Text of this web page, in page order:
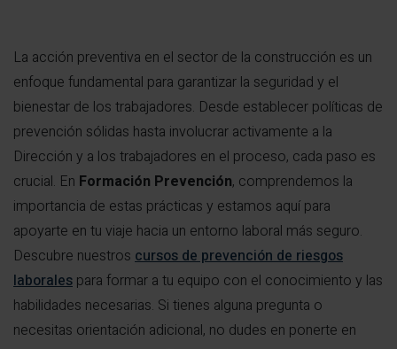
La acción preventiva en el sector de la construcción es un
enfoque fundamental para garantizar la seguridad y el
bienestar de los trabajadores. Desde establecer políticas de
prevención sólidas hasta involucrar activamente a la
Dirección y a los trabajadores en el proceso, cada paso es
crucial. En Formación Prevención, comprendemos la
importancia de estas prácticas y estamos aquí para
apoyarte en tu viaje hacia un entorno laboral más seguro.
Descubre nuestros cursos de prevención de riesgos
laborales para formar a tu equipo con el conocimiento y las
habilidades necesarias. Si tienes alguna pregunta o
necesitas orientación adicional, no dudes en ponerte en